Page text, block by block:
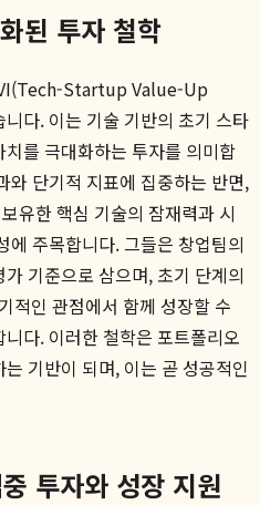
된 투자 철학
Startup Value-Up
다. 이는 기술 기반의 초기 스타
를 극대화하는 투자를 의미합
와 단기적 지표에 집중하는 반면,
유한 핵심 기술의 잠재력과 시
에 주목합니다. 그들은 창업팀의
기준으로 삼으며, 초기 단계의
적인 관점에서 함께 성장할 수
다. 이러한 철학은 포트폴리오
기반이 되며, 이는 곧 성공적인
투자와 성장 지원